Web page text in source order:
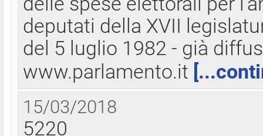
deputati della XVII
del 5 luglio 1982 - già
www.parlamento.it
15/03/2018
5220